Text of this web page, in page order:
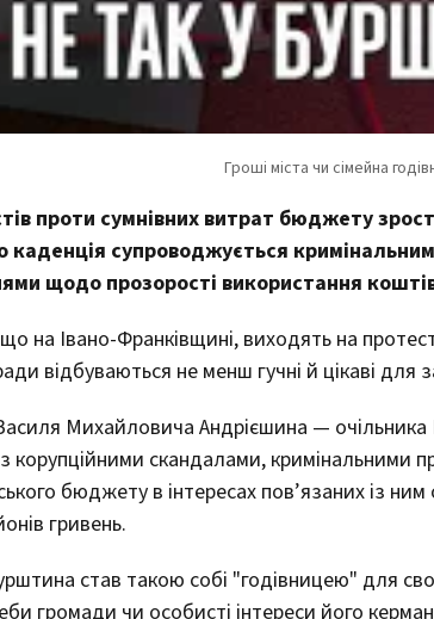
проти сумнівних витрат бюджету
каденція супроводжується
щодо прозорості використання
на Івано-Франківщині, виходять на
відбуваються не менш гучні й цікаві для
Михайловича Андрієшина —
корупційними скандалами, кримінальними
бюджету в інтересах пов’язаних із ним
гривень.
став такою собі "годівницею" для
громади чи особисті інтереси його